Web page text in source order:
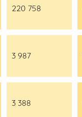
220 758
3 987
3 388